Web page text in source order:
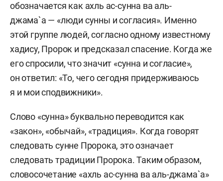
обозначается как ахль ас-сунна ва аль-
джама`а — «люди сунны и согласия». Именно
этой группе людей, согласно одному известному
хадису, Пророк и предсказал спасение. Когда же
его спросили, что значит «сунна и согласие»,
он ответил: «То, чего сегодня придерживаюсь
я и мои сподвижники».
Слово «сунна» буквально переводится как
«закон», «обычай», «традиция». Когда говорят
следовать сунне Пророка, это означает
следовать традиции Пророка. Таким образом,
словосочетание «ахль ас-сунна ва аль-джама`а»